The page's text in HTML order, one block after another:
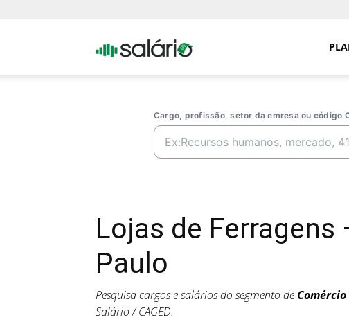
Portal
Cargo, profissão, setor da emresa ou código
Lojas de
Paulo
Pesquisa cargos e salários do segmento de
Salário / CAGED.